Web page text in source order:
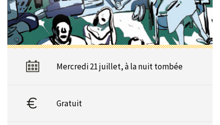
Mercredi 21 juillet, à la nuit tombée
Gratuit